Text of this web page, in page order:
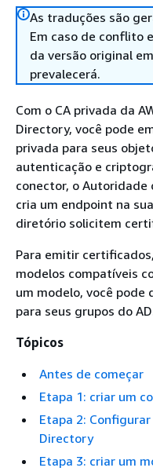
As traduções são
Em caso de conflito
da versão original
prevalecerá.
Com o CA privada da
Directory, você pode
privada para seus
autenticação e
conector, o Autoridade
cria um endpoint na
diretório solicitem
Para emitir
modelos compatíveis
um modelo, você pode
para seus grupos do
Tópicos
Antes de começar
Etapa 1: criar um
Etapa 2:
Directory
Etapa 3: criar um